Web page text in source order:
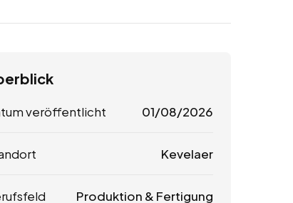
veröffentlicht 01/08/2026
Kevelaer
Produktion & Fertigung